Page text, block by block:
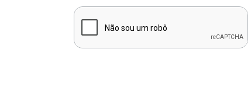
Sustentabilidade